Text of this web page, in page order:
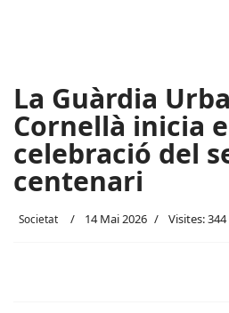
La Guàrdia
Cornellà inicia
celebració del
centenari
Societat 14 Mai 2026 Visites: 344